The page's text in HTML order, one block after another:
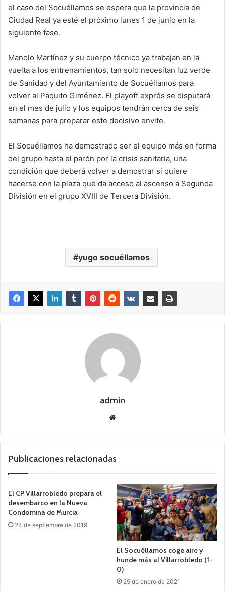
el caso del Socuéllamos se espera que la provincia de
Ciudad Real ya esté el próximo lunes 1 de junio en la
siguiente fase.
Manolo Martínez y su cuerpo técnico ya trabajan en la
vuelta a los entrenamientos, tan solo necesitan luz verde
de Sanidad y del Ayuntamiento de Socuéllamos para
volver al Paquito Giménez. El playoff exprés se disputará
en el mes de julio y los equipos tendrán cerca de seis
semanas para preparar este decisivo envite.
El Socuéllamos ha demostrado ser el equipo más en forma
del grupo hasta el parón por la crisis sanitaria, una
condición que deberá volver a demostrar si quiere
hacerse con la plaza que da acceso al ascenso a Segunda
División en el grupo XVIII de Tercera División.
yugo socuéllamos
admin
we
Publicaciones relacionadas
El CP Villarrobledo prepara el
desembarco en la Nueva
Condomina de Murcia
24 de septiembre de 2019
El Socuéllamos coge aire y
hunde más al Villarrobledo (1-
0)
25 de enero de 2021